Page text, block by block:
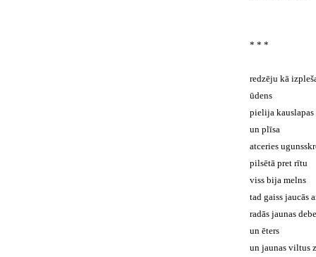
* * *
redzēju kā
ūdens
pielija kauslapas
un plīsa
atceries
pilsētā pret rītu
viss bija melns
tad gaiss jaucās
radās jaunas
un ēters
un jaunas viltus